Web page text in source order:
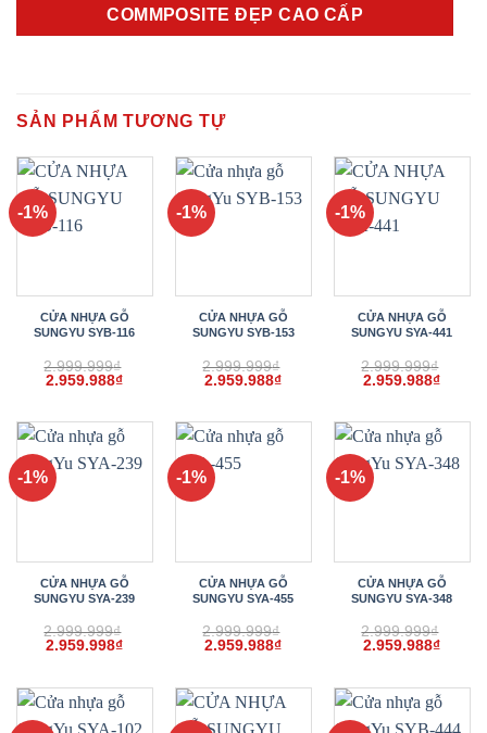
COMMPOSITE ĐẸP CAO CẤP
SẢN PHẨM TƯƠNG TỰ
-1%
CỬA NHỰA GỖ
SUNGYU SYB-116
2.999.999₫
Giá
2.999.999₫.
2.959.988₫Giá
là:
2.959.988₫.
-1%
CỬA NHỰA GỖ
SUNGYU SYB-153
2.999.999₫
Giá
2.999.999₫.
2.959.988₫Giá
là:
2.959.988₫.
-1%
CỬA NHỰA GỖ
SUNGYU SYA-441
2.999.999₫
Giá
2.999.999₫.
2.959.988₫Giá
là:
-1%
CỬA NHỰA GỖ
SUNGYU SYA-239
2.999.999₫
Giá
2.999.999₫.
2.959.998₫Giá
là:
2.959.998₫.
-1%
CỬA NHỰA GỖ
SUNGYU SYA-455
2.999.999₫
Giá
2.999.999₫.
2.959.988₫Giá
là:
2.959.988₫.
-1%
CỬA NHỰA GỖ
SUNGYU SYA-348
2.999.999₫
Giá
2.999.999₫.
2.959.988₫Giá
là: